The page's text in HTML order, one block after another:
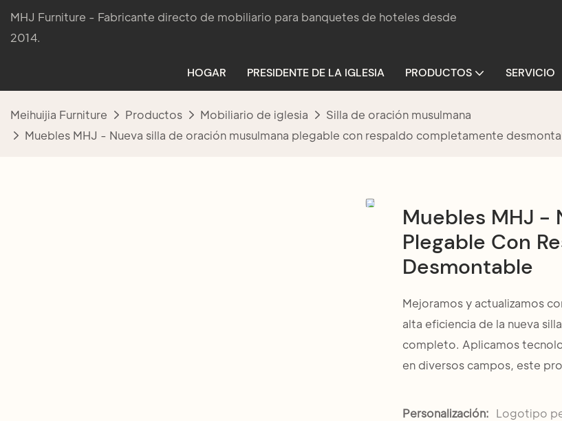
MHJ Furniture - Fabricante directo de mobiliario para banquetes de hoteles desde
2014.
HOGAR PRESIDENTE DE LA IGLESIA PRODUCTOS SERVICIO
Meihuijia Furniture Productos Mobiliario de iglesia
Silla de oración musulmana
Muebles MHJ - Nueva silla de oración musulmana plegable con respaldo completamente
Muebles MHJ -
Plegable Con
Desmontable
Mejoramos y actualizamos
alta eficiencia de la nueva
completo. Aplicamos
en diversos campos, este
Personalización: Logotipo